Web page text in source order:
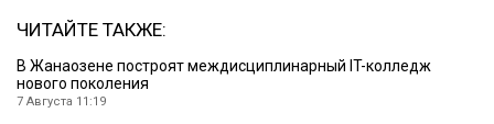
ЧИТАЙТЕ ТАКЖЕ:
В Жанаозене построят междисциплинарный IT-колледж
нового поколения
7 Августа 11:19